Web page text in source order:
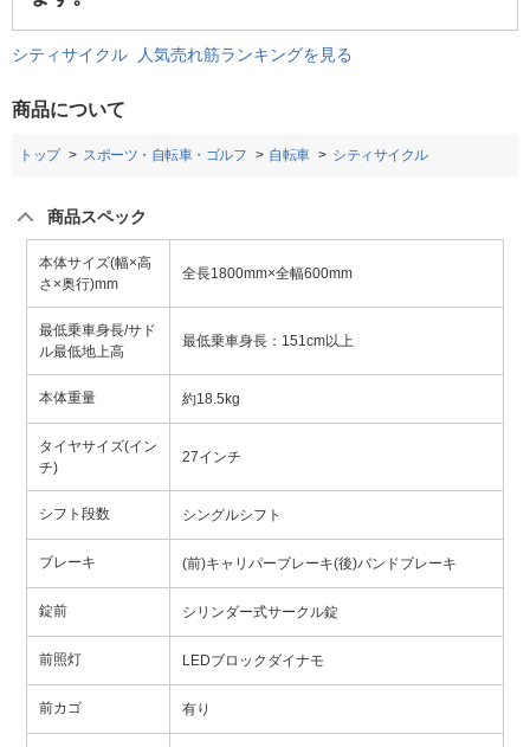
シティサイクル 人気売れ筋ランキングを見る
商品について
トップ スポーツ・自転車・ゴルフ 自転車 シティサイクル
商品スペック
本体サイズ(幅×高
さ×奥行)mm
全長1800mm×全幅600mm
最低乗車身長/サド
ル最低地上高
最低乗車身長：151cm以上
本体重量 約18.5kg
タイヤサイズ(イン
チ)
27インチ
シフト段数 シングルシフト
ブレーキ (前)キャリパーブレーキ(後)バンドブレーキ
錠前 シリンダー式サークル錠
前照灯 LEDブロックダイナモ
前カゴ 有り